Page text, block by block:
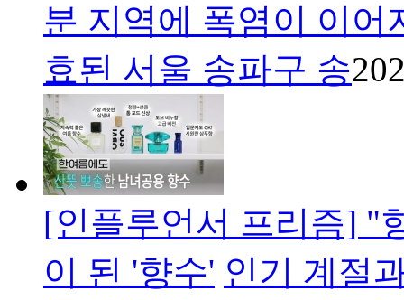
분 지역에 폭염이 이어
효된 서울 송파구 송
[인플루언서 프리즘] "
이 된 '향수' 인기 계절